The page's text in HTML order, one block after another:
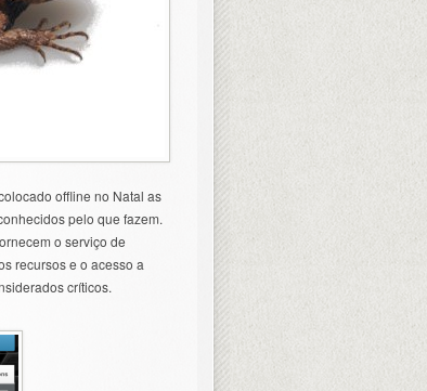
offline no Natal as
pelo que fazem.
o serviço de
recursos e o acesso a
críticos.